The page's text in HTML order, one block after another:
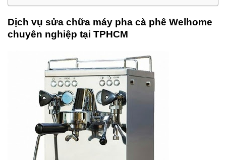
Dịch vụ sửa chữa máy pha cà phê Welhome
chuyên nghiệp tại TPHCM